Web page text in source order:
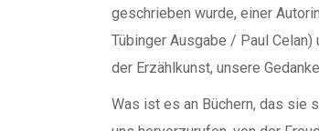
geschrieben wurde, einer
Tübinger Ausgabe / Paul
der Erzählkunst, unsere
Was ist es an Büchern, das sie